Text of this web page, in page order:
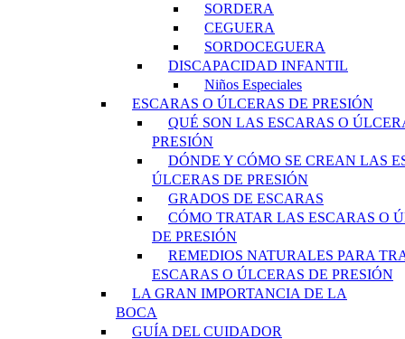
SORDERA
CEGUERA
SORDOCEGUERA
DISCAPACIDAD INFANTIL
Niños Especiales
ESCARAS O ÚLCERAS DE PRESIÓN
QUÉ SON LAS ESCARAS O
PRESIÓN
DÓNDE Y CÓMO SE CREAN LAS
ÚLCERAS DE PRESIÓN
GRADOS DE ESCARAS
CÓMO TRATAR LAS ESCARAS O
DE PRESIÓN
REMEDIOS NATURALES PARA
ESCARAS O ÚLCERAS DE PRESIÓN
LA GRAN IMPORTANCIA DE LA
BOCA
GUÍA DEL CUIDADOR